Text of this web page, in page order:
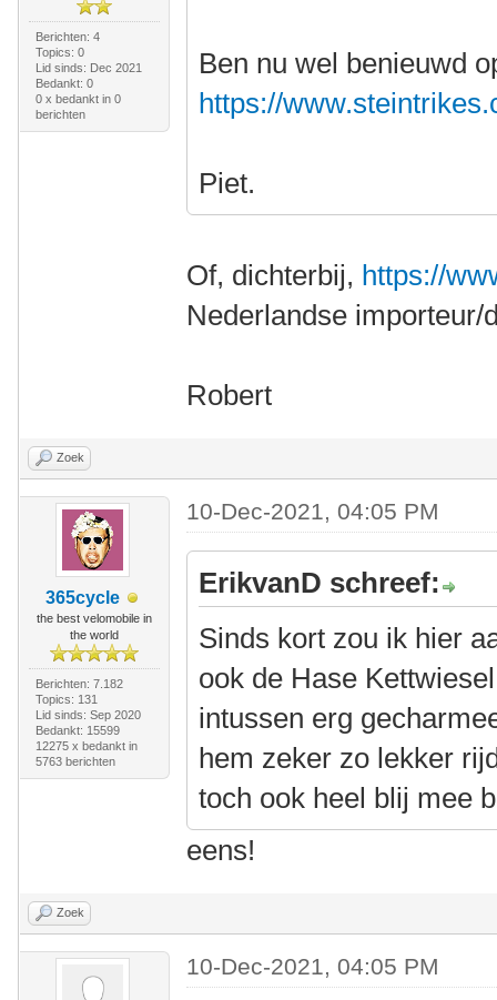
Berichten: 4
Topics: 0
Lid sinds: Dec 2021
Bedankt: 0
0 x bedankt in 0
berichten
Ben nu wel benieuwd
https://
Piet.
Of, dichterbij, https://
Nederlandse
Robert
Zoek
365cycle
the best velomobile in
the world
Berichten: 7.182
Topics: 131
Lid sinds: Sep 2020
Bedankt: 15599
12275 x bedankt in
5763 berichten
10-Dec-2021, 04:05 PM
ErikvanD schreef:
Sinds kort zou ik hier
ook de Hase
intussen erg
hem zeker zo lekker
toch ook heel blij mee
eens!
Zoek
10-Dec-2021, 04:05 PM